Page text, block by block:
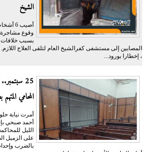
الشيخ
أصيب
وقوع مشاجرة
بسبب خلافات
المصابين إلى مستشفى كفرالشيخ العام لتلقى العلاج
، إخطارا بورود...
25
المحامي
أمرت نيابة
أحمد صبحي
الليل
على الزميل
بالضرب